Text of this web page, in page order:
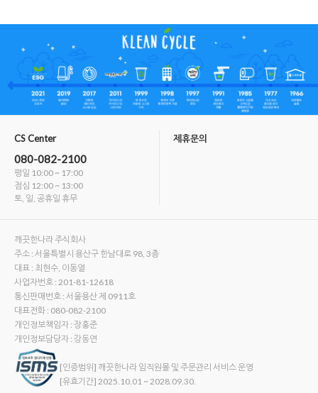
CS Center
080-082-2100
평일 10:00 ~ 17:00
점심 12:00 ~ 13:00
토, 일, 공휴일 휴무
제휴문의
깨끗한나라 주식회사
주소 : 서울특별시 용산구 한남대로 98, 3층
대표 : 최현수, 이동열
사업자번호 : 201-81-12618
통신판매번호 : 서울용산 제 0911호
대표전화 : 080-082-2100
개인정보책임자 : 장홍준
개인정보담당자 : 강동연
[인증범위] 깨끗한나라 임직원몰 및 주문관리 서비스 운영
[유효기간] 2025.10.01 ~ 2028.09.30.